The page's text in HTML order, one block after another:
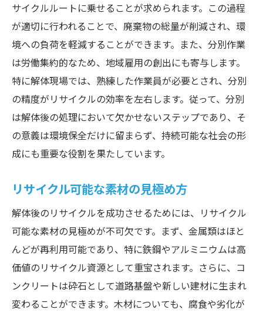
サイクルルートに乗せることが求められます。この過程
が適切に行われることで、廃棄物の総量が削減され、環
境への負荷を軽減することができます。また、分別作業
は労働集約的なため、地域雇用の創出にも寄与します。
特に解体現場では、熟練した作業員が必要とされ、分別
の精度がリサイクルの効率を左右します。従って、分別
は解体後の処理において欠かせないステップであり、そ
の意義は環境保全だけに留まらず、持続可能な社会の形
成にも重要な役割を果たしています。
リサイクル可能な素材の見極め方
解体後のリサイクルを成功させるためには、リサイクル
可能な素材の見極めが不可欠です。まず、金属類はほと
んどが再利用可能であり、特に鉄鋼やアルミニウムは高
価値のリサイクル資源として重宝されます。さらに、コ
ンクリートは砕石として道路基盤や新しい建材に生まれ
変わることができます。木材についても、腐食や劣化が